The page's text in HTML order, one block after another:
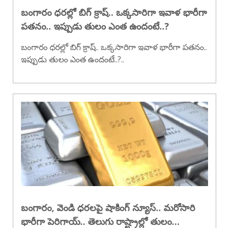
బంగారం ధరల్లో బిగ్ క్రాష్.. ఒక్కసారిగా ఇవాళ భారీగా
పతనం.. ఇప్పుడు తులం ఎంత ఉందంటే..?
బంగారం ధరల్లో బిగ్ క్రాష్.. ఒక్కసారిగా ఇవాళ భారీగా పతనం..
ఇప్పుడు తులం ఎంత ఉందంటే..?..
బంగారం, వెండి ధరలపై షాకింగ్ న్యూస్.. మరోసారి
భారీగా పెరిగాయ్.. తెలుగు రాష్ట్రాల్లో తులం